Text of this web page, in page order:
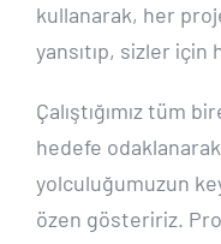
kullanarak, her
yansıtıp, sizler için
Çalıştığımız tüm
hedefe
yolculuğumuzun
özen gösteririz.